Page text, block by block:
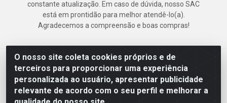
O nosso site coleta cookies próprios e de
terceiros para proporcionar uma experiência
personalizada ao usuário, apresentar publicidade
relevante de acordo com o seu perfil e melhorar a
constante atualização. Em caso de dúvida, nosso SAC
está em prontidão para melhor atendê-lo(a).
Agradecemos a compreensão e boas compras!
Deskontão Atacado - Av. Marechal Mascarenhas de Morais, 2471 -
Imbiribeira - Recife/PE - CEP 51.150-001 - CNPJ 24.150.377/0003-
57